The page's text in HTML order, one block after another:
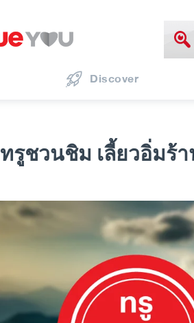
Discover
ทรูชวนชิม เลี้ยวอิ่มร้